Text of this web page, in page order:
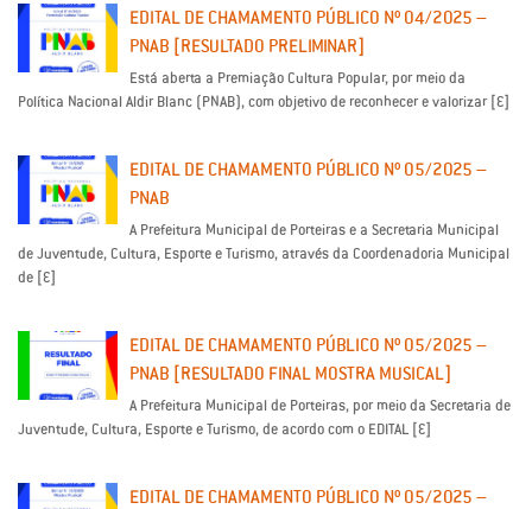
EDITAL DE CHAMAMENTO PÚBLICO Nº 04/2025 –
PNAB [RESULTADO PRELIMINAR]
Está aberta a Premiação Cultura Popular, por meio da
Política Nacional Aldir Blanc (PNAB), com objetivo de reconhecer e valorizar […]
EDITAL DE CHAMAMENTO PÚBLICO Nº 05/2025 –
PNAB
A Prefeitura Municipal de Porteiras e a Secretaria Municipal
de Juventude, Cultura, Esporte e Turismo, através da Coordenadoria Municipal
de […]
EDITAL DE CHAMAMENTO PÚBLICO Nº 05/2025 –
PNAB [RESULTADO FINAL MOSTRA MUSICAL]
A Prefeitura Municipal de Porteiras, por meio da Secretaria de
Juventude, Cultura, Esporte e Turismo, de acordo com o EDITAL […]
EDITAL DE CHAMAMENTO PÚBLICO Nº 05/2025 –